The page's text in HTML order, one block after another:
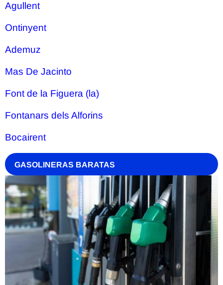
Agullent
Ontinyent
Ademuz
Mas De Jacinto
Font de la Figuera (la)
Fontanars dels Alforins
Bocairent
GASOLINERAS BARATAS